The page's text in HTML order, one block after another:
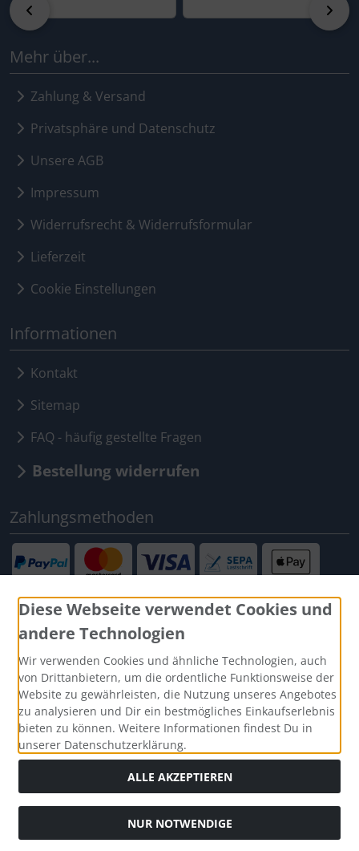
vor
Mehr über...
Zahlung & Versand
Privatsphäre und Datenschutz
Unsere AGB
Impressum
Widerrufsrecht & Widerrufsformular
Lieferzeit
Cookie Einstellungen
Informationen
Kontakt
Sitemap
FAQ - häufig gestellte Fragen
Bestellung widerrufen
Zahlungsmethoden
Social Media
Alle Preise inkl. gesetzl. MwSt. zzgl.Versandkosten. Die
Diese Webseite verwendet Cookies und
andere Technologien
Wir verwenden Cookies und ähnliche Technologien, auch
von Drittanbietern, um die ordentliche Funktionsweise der
Website zu gewährleisten, die Nutzung unseres Angebotes
zu analysieren und Dir ein bestmögliches Einkaufserlebnis
bieten zu können. Weitere Informationen findest Du in
unserer Datenschutzerklärung.
ALLE AKZEPTIEREN
NUR NOTWENDIGE